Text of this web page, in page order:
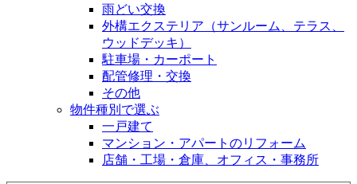
雨どい交換
外構エクステリア（サンルーム、テラス、
ウッドデッキ）
駐車場・カーポート
配管修理・交換
その他
物件種別で選ぶ
一戸建て
マンション・アパートのリフォーム
店舗・工場・倉庫、オフィス・事務所